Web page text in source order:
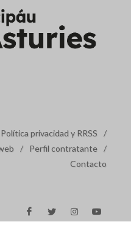
Política privacidad y RRSS
/
/ Perfil contratante /
Contacto